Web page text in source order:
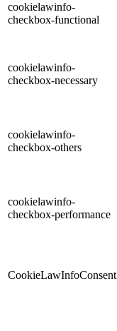
cookielawinfo-
checkbox-functional
cookielawinfo-
checkbox-necessary
cookielawinfo-
checkbox-others
cookielawinfo-
checkbox-performance
CookieLawInfoConsent